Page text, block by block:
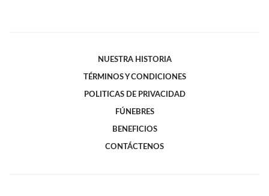
NUESTRA HISTORIA
TÉRMINOS Y CONDICIONES
POLITICAS DE PRIVACIDAD
FÚNEBRES
BENEFICIOS
CONTÁCTENOS